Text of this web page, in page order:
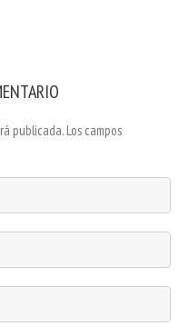
publicada. Los campos